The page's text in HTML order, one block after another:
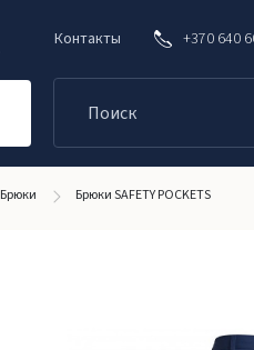
Контакты +370 640
Брюки Брюки SAFETY POCKETS